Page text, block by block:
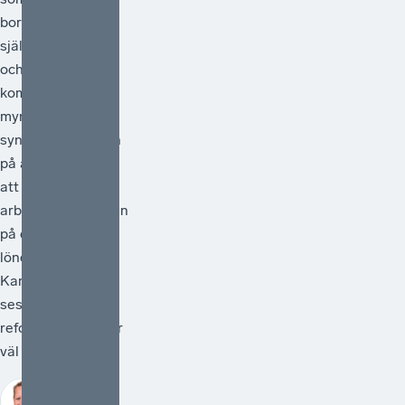
borde vara en
självklarhet. Från
och med 1 juli
kommer statliga
myndigheter
synliggöra skatten
på arbete genom
att redovisa
arbetsgivaravgiften
på de anställdas
lönebesked.
Kanske kan detta
ses som en liten
reform, men den är
väl så viktig.